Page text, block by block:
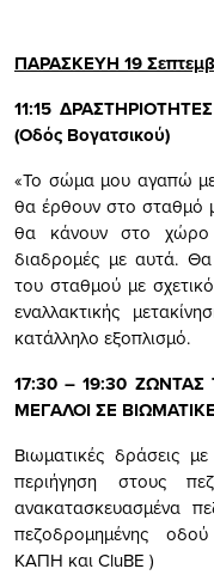
ΠΑΡΑΣΚΕΥΗ 19
11:15
(Οδός Βογατσικού)
«Το σώμα μου αγαπώ
θα έρθουν στο σταθμό
θα κάνουν στο χώρο
διαδρομές με αυτά.
του σταθμού με
εναλλακτικής
κατάλληλο εξοπλισμό.
17:30 – 19:30
ΜΕΓΑΛΟΙ ΣΕ
Βιωματικές δράσεις
περιήγηση στους
ανακατασκευασμένα
πεζοδρομημένης
ΚΑΠΗ και CluBE )